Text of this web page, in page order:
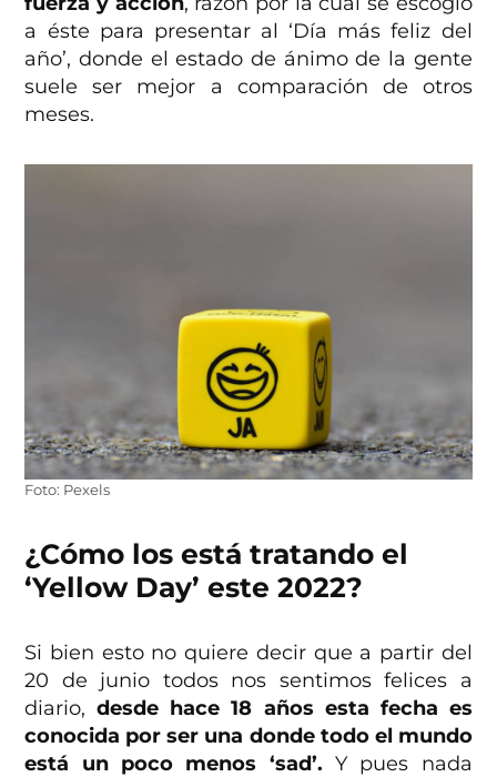
a éste para presentar al ‘Día más feliz del
año’, donde el estado de ánimo de la gente
suele ser mejor a comparación de otros
meses.
Foto: Pexels
¿Cómo los está tratando el
‘Yellow Day’ este 2022?
Si bien esto no quiere decir que a partir del
20 de junio todos nos sentimos felices a
diario,desde hace 18 años esta fecha es
conocida por ser una donde todo el mundo
está un poco menos ‘sad’. Y pues nada